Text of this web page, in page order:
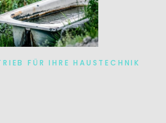
FÜR IHRE HAUSTECHNIK